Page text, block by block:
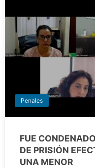
Penales
FUE
DE PRISIÓN
UNA MENOR